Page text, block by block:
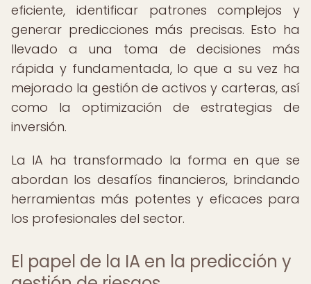
eficiente, identificar patrones complejos y
generar predicciones más precisas. Esto ha
llevado a una toma de decisiones más
rápida y fundamentada, lo que a su vez ha
mejorado la gestión de activos y carteras, así
como la optimización de estrategias de
inversión.
La IA ha transformado la forma en que se
abordan los desafíos financieros, brindando
herramientas más potentes y eficaces para
los profesionales del sector.
El papel de la IA en la predicción y